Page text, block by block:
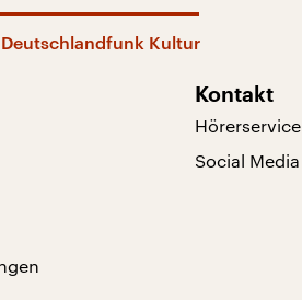
Kultur
Kontakt
Hörerservice
Social Media